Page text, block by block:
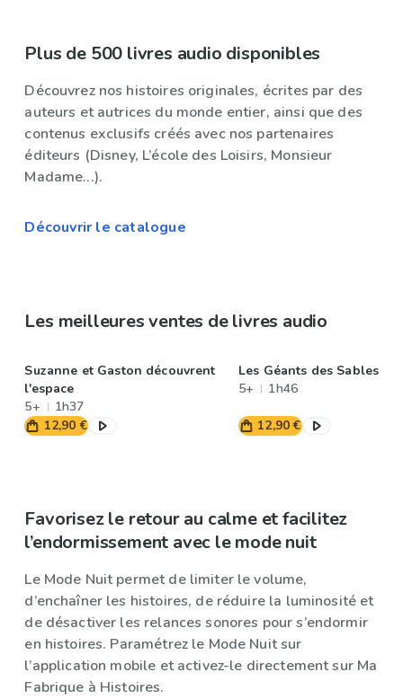
Plus de 500 livres audio disponibles
Découvrez nos histoires originales, écrites par des
auteurs et autrices du monde entier, ainsi que des
contenus exclusifs créés avec nos partenaires
éditeurs (Disney, L’école des Loisirs, Monsieur
Madame...).
Découvrir le catalogue
Les meilleures ventes de livres audio
Suzanne et Gaston découvrent
l'espace
5+
1h37
12,90 €
Les Géants des Sables
5+
1h46
12,90 €
Favorisez le retour au calme et facilitez
l’endormissement avec le mode nuit
Le Mode Nuit permet de limiter le volume,
d’enchaîner les histoires, de réduire la luminosité et
de désactiver les relances sonores pour s’endormir
en histoires. Paramétrez le Mode Nuit sur
l’application mobile et activez-le directement sur Ma
Fabrique à Histoires.